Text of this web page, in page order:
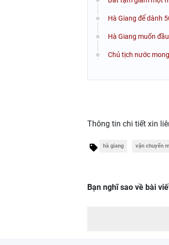
Hà Giang để dành
Hà Giang muốn
Chủ tịch nước
Thông tin chi tiết xin
hà giang vận chuyển
Bạn nghĩ sao về bài